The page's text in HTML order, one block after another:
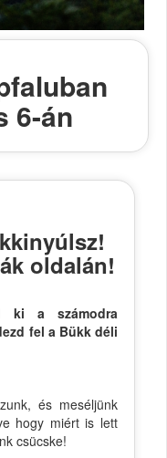
6-án
oldalán!
ki a számodra
fel a Bükk déli
és meséljünk
hogy miért is lett
csücske!